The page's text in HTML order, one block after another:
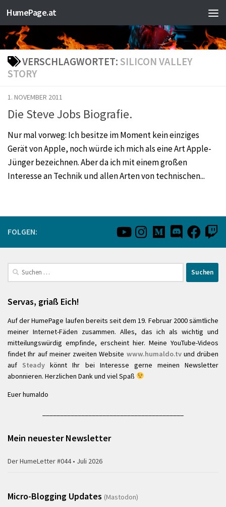
Zum Inhalt springen
HumePage.at
VERSCHLAGWORTET: SILICON VALLEY
STORY
1. NOVEMBER 2011
Die Steve Jobs Biografie.
Nur mal vorweg: Ich besitze im Moment kein einziges
Gerät von Apple, noch würde ich mich als eine Art Apple-
Jünger bezeichnen. Aber da ich mit einem großen
Interesse an Technik und allen Arten von technischen...
FOLGEN:
Suchen
nach:
Servas, griaß Eich!
Auf der HumePage laufen bereits seit dem 19. Februar 2000 sämtliche
meiner Internet-Fäden zusammen. Alles, das ich als wichtig und
mitteilungswürdig empfinde, erscheint hier. Meine YouTube-Videos
findet Ihr auf meiner zweiten Website www.humaldo.tvund drüben
auf Steady könnt Ihr bei Interesse gerne meinen Newsletter
abonnieren. Herzlichen Dank und viel Spaß
Euer humaldo
Mein neuester Newsletter
Der HumeLetter #044 • Juli 2026
Micro-Blogging Updates (Mastodon)